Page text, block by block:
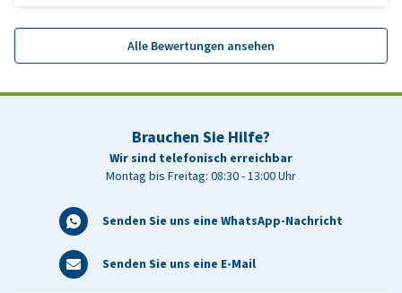
Alle Bewertungen ansehen
Brauchen Sie Hilfe?
Wir sind telefonisch erreichbar
Montag bis Freitag: 08:30 - 13:00 Uhr
Senden Sie uns eine WhatsApp-Nachricht
Senden Sie uns eine E-Mail